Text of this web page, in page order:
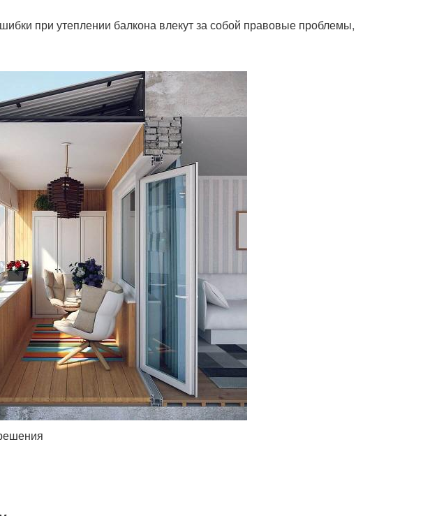
при утеплении балкона влекут за собой правовые проблемы,